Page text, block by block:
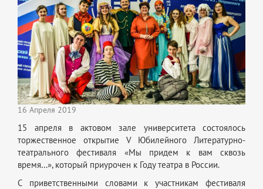
16 Апреля 2019
15 апреля в актовом зале университета состоялось
торжественное открытие V Юбилейного Литературно-
театрального фестиваля «Мы придем к вам сквозь
время…», который приурочен к Году театра в России.
С приветственными словами к участникам фестиваля